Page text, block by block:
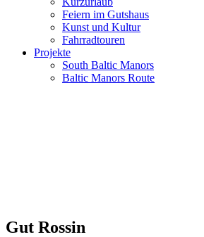
Feiern im Gutshaus
Kunst und Kultur
Fahrradtouren
Projekte
South Baltic Manors
Baltic Manors Route
Gut Rossin